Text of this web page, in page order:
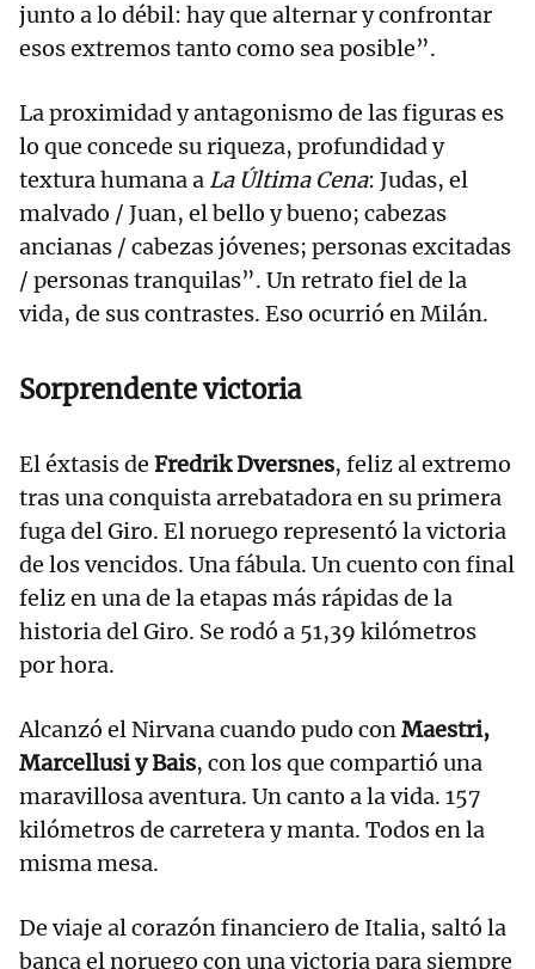
junto a lo débil: hay que alternar y confrontar
esos extremos tanto como sea posible”.
La proximidad y antagonismo de las figuras es
lo que concede su riqueza, profundidad y
textura humana a La Última Cena: Judas, el
malvado / Juan, el bello y bueno; cabezas
ancianas / cabezas jóvenes; personas excitadas
/ personas tranquilas”. Un retrato fiel de la
vida, de sus contrastes. Eso ocurrió en Milán.
Sorprendente victoria
El éxtasis de Fredrik Dversnes, feliz al extremo
tras una conquista arrebatadora en su primera
fuga del Giro. El noruego representó la victoria
de los vencidos. Una fábula. Un cuento con final
feliz en una de la etapas más rápidas de la
historia del Giro. Se rodó a 51,39 kilómetros
por hora.
Alcanzó el Nirvana cuando pudo conMaestri,
Marcellusi y Bais, con los que compartió una
maravillosa aventura. Un canto a la vida. 157
kilómetros de carretera y manta. Todos en la
misma mesa.
De viaje al corazón financiero de Italia, saltó la
banca el noruego con una victoria para siempre